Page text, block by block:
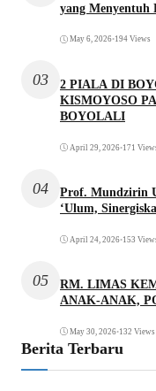
yang Menyentuh
May 6, 2026•194 Views
03
2 PIALA DI
KISMOYOSO
BOYOLALI
April 29, 2026•171
04
Prof. Mundzirin
‘Ulum,
April 24, 2026•153
05
RM. LIMAS
ANAK-ANAK,
May 30, 2026•132 Views
Berita Terbaru